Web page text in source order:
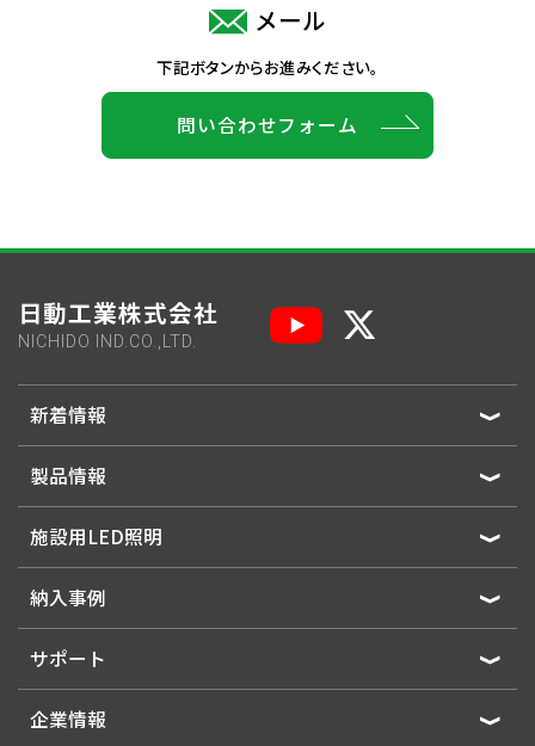
メール
下記ボタンからお進みください。
問い合わせフォーム
日動工業株式会社
NICHIDO IND.CO.,LTD.
新着情報
製品情報
施設用LED照明
納入事例
サポート
企業情報